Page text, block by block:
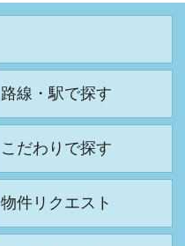
路線・駅で探す
こだわりで探す
物件リクエスト